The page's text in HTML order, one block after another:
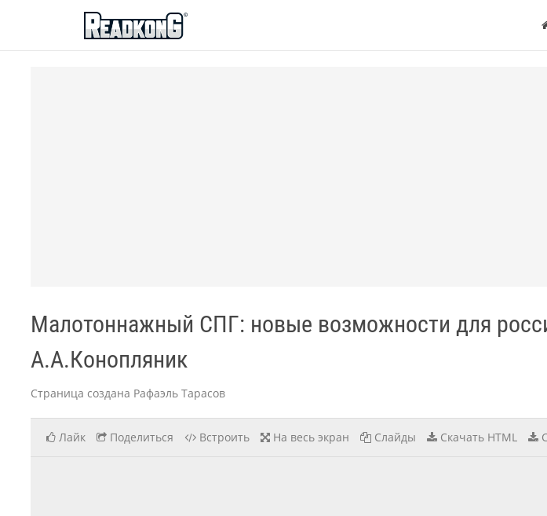
ReadkonG
Малотоннажный СПГ: новые возможности для
А.А.Конопляник
Страница создана Рафаэль Тарасов
Лайк Поделиться Встроить На весь экран Слайды Скачать HTML